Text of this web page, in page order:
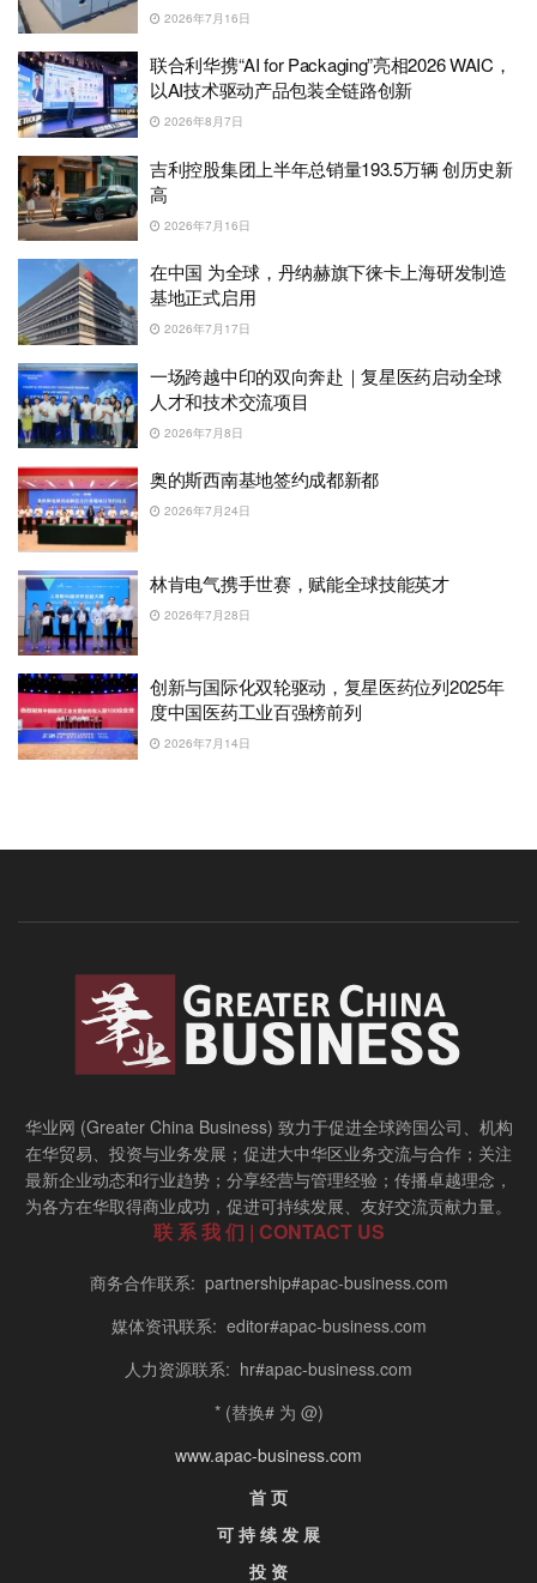
2026年7月16日
联合利华携“AI for Packaging”亮相2026 WAIC，
以AI技术驱动产品包装全链路创新
2026年8月7日
吉利控股集团上半年总销量193.5万辆 创历史新
高
2026年7月16日
在中国 为全球，丹纳赫旗下徕卡上海研发制造
基地正式启用
2026年7月17日
一场跨越中印的双向奔赴｜复星医药启动全球
人才和技术交流项目
2026年7月8日
奥的斯西南基地签约成都新都
2026年7月24日
林肯电气携手世赛，赋能全球技能英才
2026年7月28日
创新与国际化双轮驱动，复星医药位列2025年
度中国医药工业百强榜前列
2026年7月14日
华业网 (Greater China Business) 致力于促进全球跨国公司、机构
在华贸易、投资与业务发展；促进大中华区业务交流与合作；关注
最新企业动态和行业趋势；分享经营与管理经验；传播卓越理念，
为各方在华取得商业成功，促进可持续发展、友好交流贡献力量。
联 系 我 们 | CONTACT US
商务合作联系: partnership#apac-business.com
媒体资讯联系: editor#apac-business.com
人力资源联系: hr#apac-business.com
* (替换# 为 @)
www.apac-business.com
首 页
可 持 续 发 展
投 资